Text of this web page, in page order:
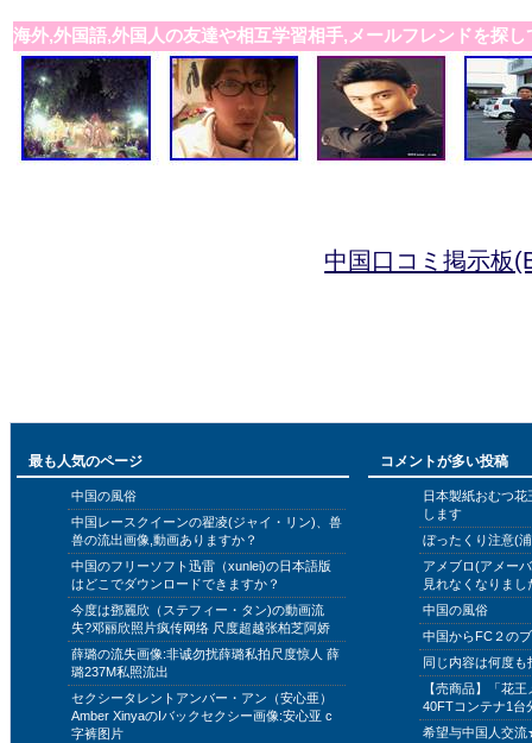
海外,外国語,外国人の友達や相互学習相手,メールフレンドを探し
中国口コミ掲示板
最も人気のページ
中国の風俗
中国レースクイーンの翟凌(ジャイ・リン)、兽
兽の流出画像,動画ありますか？
中国のフリーソフト迅雷（xunlei)の日本語版
はどこでダウンロードできますか？
今度は鄧麗欣（ステフィー・タン)の動画流
失?邓丽欣照片疯传网络 尺度超越张柏芝阿娇
薛璐の流失画像:非诚勿扰薛璐私拍尺度惊人 薛
璐237M私照流出
セクシータレントアンバー・アン（安心亜）
Amber XinyaのIバックセクシー画像:安心亚 c
字裤图片
コメントが多い投稿
日本製紙おむつ
します
ぼったくり注意(
アメブロ(アメー
見れなくなりまし
中国の風俗
中国からFC２の
同じ内容は何度
【売商品】「花
40FTコンテナ1台
希望与中国人交